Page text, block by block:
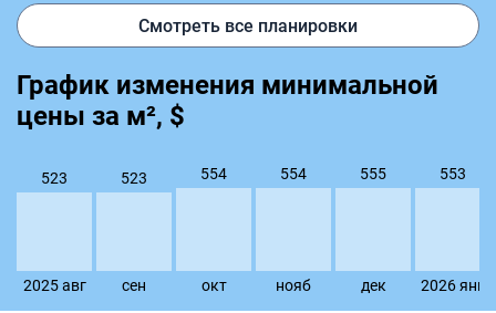
Смотреть все планировки
График изменения минимальной
цены за м², $
523
2025 авг
523
сен
554
окт
554
нояб
555
дек
553
2026 янв